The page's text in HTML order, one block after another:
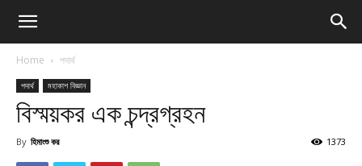
Home পদার্থ
পদার্থ মহাকাশ বিজ্ঞান
বিস্ময়কর এক চন্দ্রগ্রহন
By হিমাংশু কর 1373